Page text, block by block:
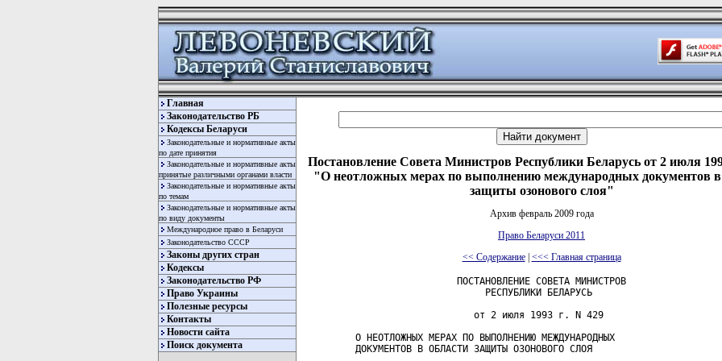
Главная
Законодательство РБ
Кодексы Беларуси
Законодательные и нормативные акты
по дате принятия
Законодательные и нормативные акты
принятые различными органами власти
Законодательные и нормативные акты
по темам
Законодательные и нормативные акты
по виду документы
Международное право в Беларуси
Законодательство СССР
Законы других стран
Кодексы
Законодательство РФ
Право Украины
Полезные ресурсы
Контакты
Новости сайта
Поиск документа
Постановление Совета Министров Республики Беларусь от 2 июля
"О неотложных мерах по выполнению международных документов в
защиты озонового слоя"
Архив февраль 2009 года
Право Беларуси 2011
<< Содержание| <<< Главная страница
                   ПОСТАНОВЛЕНИЕ СОВЕТА МИНИСТРОВ
                        РЕСПУБЛИКИ БЕЛАРУСЬ
                      от 2 июля 1993 г. N 429
О НЕОТЛОЖНЫХ МЕРАХ ПО ВЫПОЛНЕНИЮ МЕЖДУНАРОДНЫХ
ДОКУМЕНТОВ В ОБЛАСТИ ЗАЩИТЫ ОЗОНОВОГО СЛОЯ